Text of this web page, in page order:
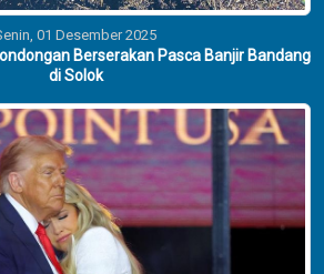
01 Desember 2025
Berserakan Pasca Banjir Bandang
di Solok